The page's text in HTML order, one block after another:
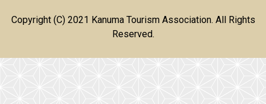
Copyright (C) 2021 Kanuma Tourism Association. All Rights
Reserved.